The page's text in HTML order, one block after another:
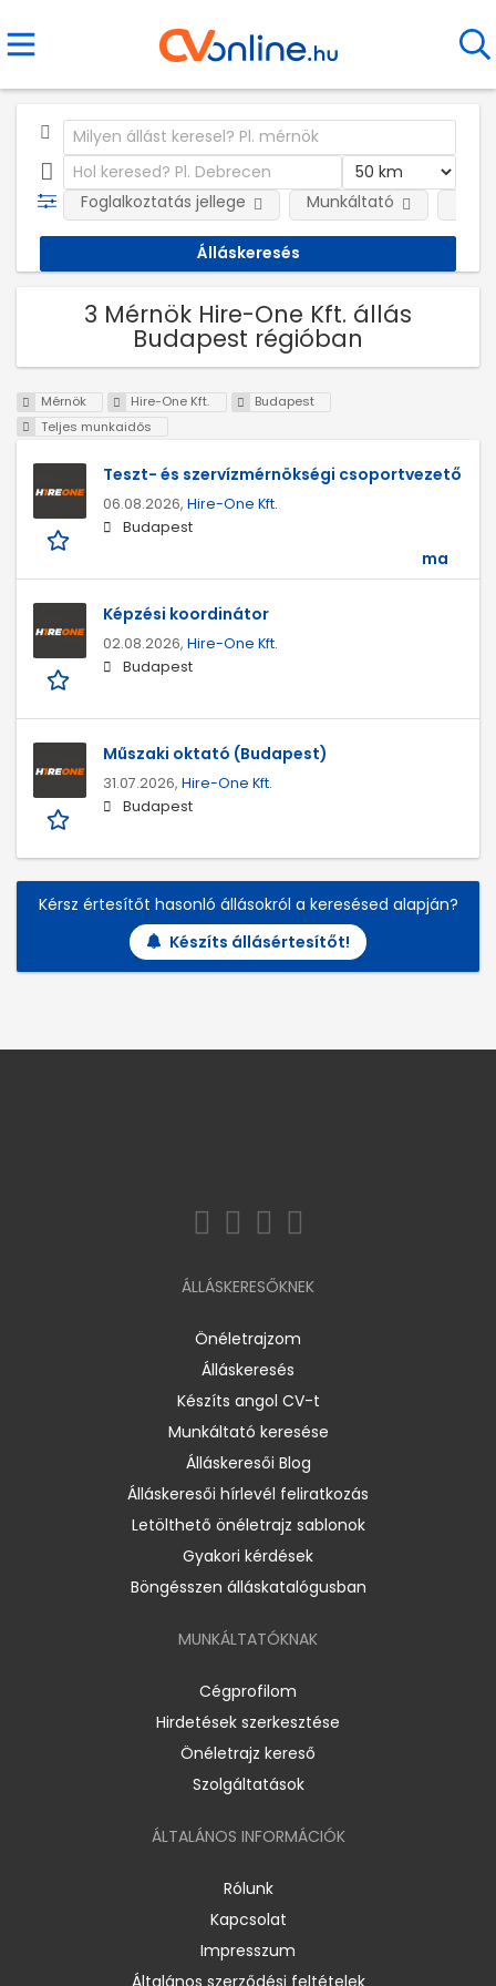
Foglalkoztatás jellege Munkáltató
3 Mérnök Hire-One Kft. állás
Budapest régióban
Mérnök Hire-One Kft.
Budapest
Teljes munkaidős
Teszt- és szervízmérnökségi csoportvezető
06.08.2026, Hire-One Kft.
Budapest
ma
Képzési koordinátor
02.08.2026, Hire-One Kft.
Budapest
Műszaki oktató (Budapest)
31.07.2026, Hire-One Kft.
Budapest
Kérsz értesítőt hasonló állásokról a keresésed alapján?
Készíts állásértesítőt!
ÁLLÁSKERESŐKNEK
Önéletrajzom
Álláskeresés
Készíts angol CV-t
Munkáltató keresése
Álláskeresői Blog
Álláskeresői hírlevél feliratkozás
Letölthető önéletrajz sablonok
Gyakori kérdések
Böngésszen álláskatalógusban
MUNKÁLTATÓKNAK
Cégprofilom
Hirdetések szerkesztése
Önéletrajz kereső
Szolgáltatások
ÁLTALÁNOS INFORMÁCIÓK
Rólunk
Kapcsolat
Impresszum